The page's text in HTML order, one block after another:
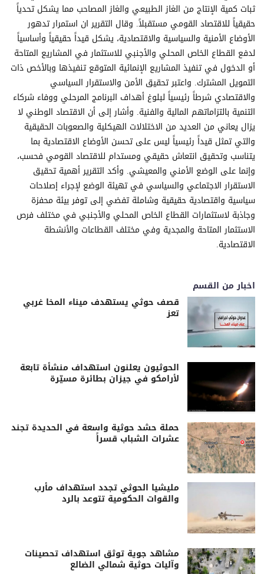
ثبات كمية الإنتاج من الغاز الطبيعي والغاز المصاحب مما يشكل تحدياً
حقيقياً للاقتصاد القومي مستقبلاً. وقال التقرير ان استمرار تدهور
الأوضاع الأمنية والسياسية والاقتصادية، يشكل قيداً حقيقياً وأساسياً
لدفع القطاع الخاص المحلي والأجنبي للاستثمار في المشاريع المتاحة
أو الدخول في تنفيذ المشاريع الإنمائية المتوقع تنفيذها وبالأخص ذات
التمويل المشترك. واعتبر تحقيق الأمن والاستقرار السياسي
والاقتصادي شرطاً رئيسياً لبلوغ أهداف البرنامج المرحلي ووفاء شركاء
التنمية بالتزاماتهم المالية والفنية. وأشار إلى أن الاقتصاد الوطني لا
يزال يعاني من العديد من الاختلالات الهيكلية والصعوبات الحقيقية
والتي تمثل قيداً رئيسياً ليس على تحسن الأوضاع الاقتصادية بما
يتناسب وتحقيق انتعاش حقيقي ومستدام للاقتصاد القومي فحسب،
وإنما على الوضع الأمني والمعيشي. وأكد التقرير أهمية تحقيق
الاستقرار الاجتماعي والسياسي في تهيئة الوضع لإجراء إصلاحات
سياسية واقتصادية حقيقية وشاملة تفضي إلى توفر بيئة محفزة
وجاذبة لاستثمارات القطاع الخاص المحلي والأجنبي في مختلف فرص
الاستثمار المتاحة والمجدية وفي مختلف القطاعات والأنشطة
الاقتصادية.
اخبار من القسم
قصف حوثي يستهدف ميناء المخا غربي
تعز
الحوثيون يعلنون استهداف منشأة تابعة
لأرامكو في جيزان بطائرة مسيّرة
حملة حشد حوثية واسعة في الحديدة تجند
عشرات الشباب قسراً
مليشيا الحوثي تجدد استهداف مأرب
والقوات الحكومية تتوعد بالرد
مشاهد جوية توثق استهداف تحصينات
وآليات حوثية شمالي الضالع